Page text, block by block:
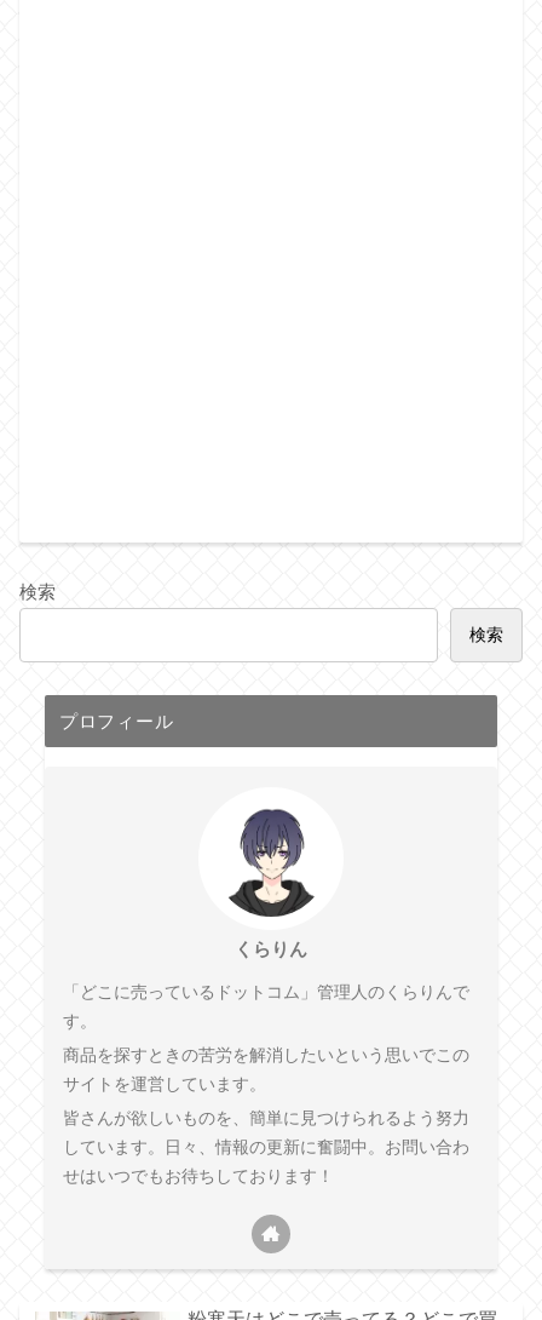
検索
検索
プロフィール
くらりん
「どこに売っているドットコム」管理人のくらりんで
す。
商品を探すときの苦労を解消したいという思いでこの
サイトを運営しています。
皆さんが欲しいものを、簡単に見つけられるよう努力
しています。日々、情報の更新に奮闘中。お問い合わ
せはいつでもお待ちしております！